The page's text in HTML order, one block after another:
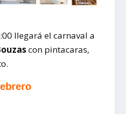
llegará el carnaval a
con pintacaras,